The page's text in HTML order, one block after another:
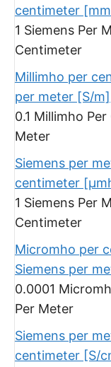
centimeter
1 Siemens Per
Centimeter
Millimho per
per meter [S/m]
0.1 Millimho
Meter
Siemens per
centimeter
1 Siemens Per
Centimeter
Micromho per
Siemens per
0.0001
Per Meter
Siemens per
centimeter [S/